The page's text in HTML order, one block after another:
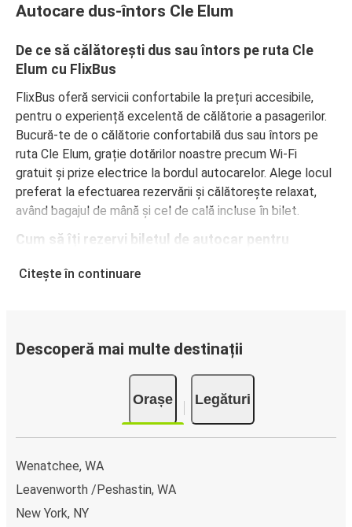
Autocare dus-întors Cle Elum
De ce să călătorești dus sau întors pe ruta Cle
Elum cu FlixBus
FlixBus oferă servicii confortabile la prețuri accesibile,
pentru o experiență excelentă de călătorie a pasagerilor.
Bucură-te de o călătorie confortabilă dus sau întors pe
ruta Cle Elum, grație dotărilor noastre precum Wi-Fi
gratuit și prize electrice la bordul autocarelor. Alege locul
preferat la efectuarea rezervării și călătorește relaxat,
având bagajul de mână și cel de cală incluse în bilet.
Cum să îți rezervi biletul de autocar pentru
Rezervarea unui bilet pentru autocarele FlixBus este
clicuri. La achiziționarea online a unui bilet dus sau întors
pe ruta Cle Elum, poți alege între diferite metode sigure
de plată online, cum ar fi card de credit, PayPal, Google și
Apple Pay. Alternativ, poți plăti în numerar la bordul
autocarelor sau la unul din punctele de vânzare.
Citește în continuare
Descoperă mai multe destinații
Orașe Legături
Wenatchee, WA
Leavenworth /Peshastin, WA
New York, NY